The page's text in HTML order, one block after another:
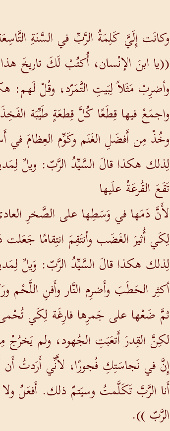
وكانَت إِلَيَّ كَلِمَةُ الرَّبِّ في السَّنَةِ
((يا ابنَ الإنْسان، أُكتُبْ لَكَ تاريخَ
وأضرِبْ مَثَلاً لِبَيتِ التَّمَرّد، وقُلْ
واجمَعْ فيها قِطَعًا كُلَّ قِطعَةٍ طَيِّبَة
وخُذْ مِن أَفضَلِ الغَنَم وكَوِّم العِظامَ في
لِذلك هكذا قالَ السَّيِّدُ الرَّبّ: ويلٌ
تَقَعَ القُرعَةُ علَيها
لأَنَّ دَمَها في وَسَطِها على الصَّخرِ
لِكَي أُثيرَ الغَضَب وأنتَقِمَ انتِقامًا
لِذلك هكذا قالَ السَّيِّدُ الرَّبّ: وَيلٌ
أكثِر الحَطَبَ وأَضرِم النَّار وأَفنِ اللَّحْم
ثمَّ ضَعْها على جَمرِها فارِغَة لِكَي
لكِنَّ القِدرَ أَتعَبَتِ الجُهود، ولم يَخرُجْ
إِنَّ في نَجاسَتِكِ فُجورًا، لأَنِّي أَرَدتُ
أَنا الرَّبَّ تَكَلَّمتُ وسيَتمّ ذلك. أَفعَلُ
الرَّبّ )).